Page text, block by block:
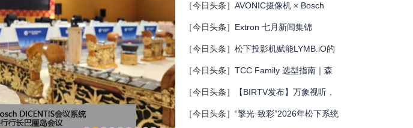
亮点全揭晓！
场，你拿什么参与竞争？
［今日头条］ AVONIC摄像机 × Bosch
DICENTIS会议系统保障二十国央行行长
巴厘岛会议
［今日头条］ Extron 七月新闻集锦
［今日头条］ 松下投影机赋能LYMB.iO的
MultiBall系统，打造新一代体育与游戏交
互体验
［今日头条］ TCC Family 选型指南｜森
海塞尔三款天花阵列麦克风，该选哪一
款？
［今日头条］ 【BIRTV发布】万象视听，
向新而生，BIRTV2026即将开幕！
［今日头条］ “擎光·致彩”2026年松下系统